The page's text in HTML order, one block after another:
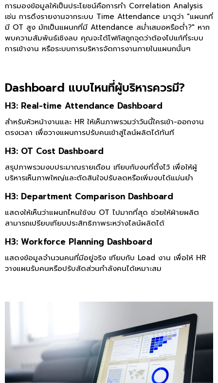
การมองข้อมูลให้เป็นประโยชน์คือการทำ Correlation Analysis
เช่น การดึงรายงานจากระบบ Time Attendance มาดูว่า "แผนกที่
มี OT สูง มักเป็นแผนกที่มี Attendance สม่ำเสมอหรือต่ำ?" หาก
พบความสัมพันธ์เชิงลบ คุณจะได้โฟกัสถูกจุดว่าต้องไปแก้ที่ระบบ
การเข้างาน หรือระบบการบริหารจัดการงานภายในแผนกนั้นๆ
Dashboard แบบไหนที่ผู้บริหารควรมี?
H3: Real-time Attendance Dashboard
สำหรับหัวหน้างานและ HR ให้เห็นภาพรวมว่าวันนี้ใครเข้า-ออกงาน
ตรงเวลา เพื่อวางแผนการปรับคนเข้าสู่ไลน์ผลิตได้ทันที
H3: OT Cost Dashboard
สรุปภาพรวมงบประมาณรายเดือน เทียบกับงบที่ตั้งไว้ เพื่อให้ผู้
บริหารเห็นภาพใหญ่และตัดสินใจปรับลดหรือเพิ่มงบได้แม่นยำ
H3: Department Comparison Dashboard
แสดงให้เห็นว่าแผนกไหนใช้งบ OT ไปมากที่สุด ช่วยให้ฝ่ายผลิต
สามารถเปรียบเทียบประสิทธิภาพระหว่างไลน์ผลิตได้
H3: Workforce Planning Dashboard
แสดงข้อมูลจำนวนคนที่มีอยู่จริง เทียบกับ Load งาน เพื่อให้ HR
วางแผนรับคนหรือปรับสัดส่วนกำลังคนได้เหมาะสม